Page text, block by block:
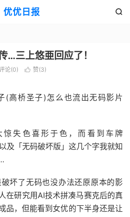
优优日报 
…三上悠亜回应了！
论(0)  赞(3)
(高桥圣子)怎么也流出无码影片
惊失色喜形于色，而看到车牌
及「无码破坏版」这几个字我就知
坏了无码也没办法还原原本的影
在研究用AI技术拼凑马赛克后的真
品，但能看到女优的下半身还是让